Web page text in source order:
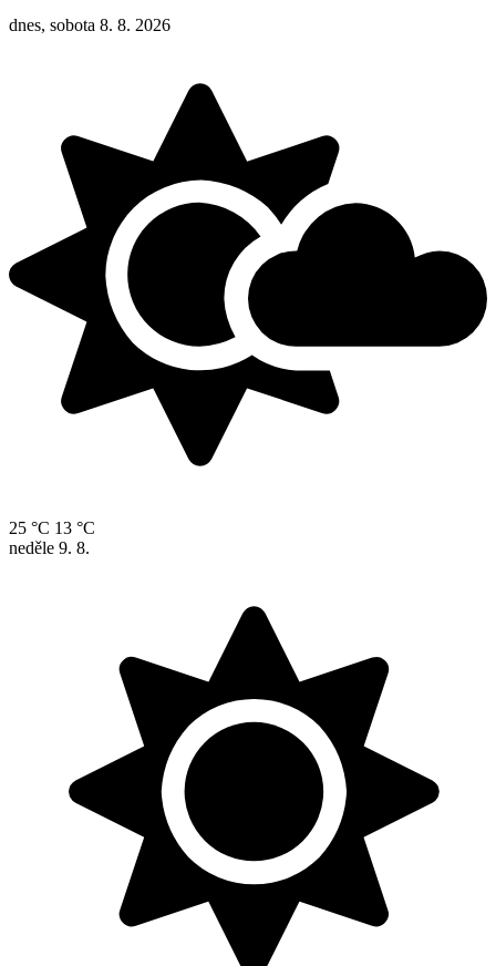
dnes, sobota 8. 8. 2026
25 °C 13 °C
neděle 9. 8.